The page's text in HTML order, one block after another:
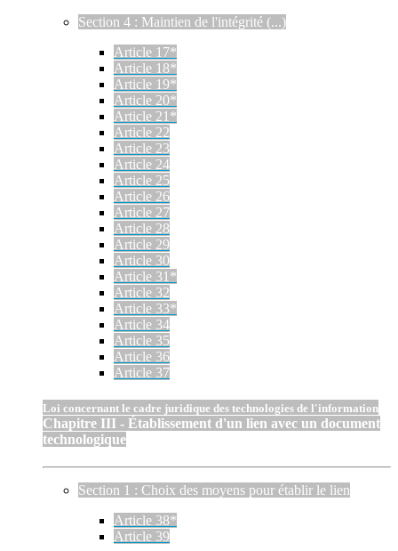
Section 4 : Maintien de l'intégrité (...)
Article 17*
Article 18*
Article 19*
Article 20*
Article 21*
Article 22
Article 23
Article 24
Article 25
Article 26
Article 27
Article 28
Article 29
Article 30
Article 31*
Article 32
Article 33*
Article 34
Article 35
Article 36
Article 37
Loi concernant le cadre juridique des technologies de l'information
Chapitre III - Établissement d'un lien avec un document
technologique
Section 1 : Choix des moyens pour établir le lien
Article 38*
Article 39